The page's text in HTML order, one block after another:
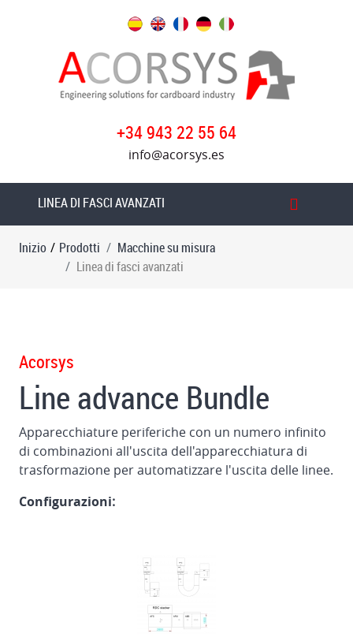
+34 943 22 55 64
info@acorsys.es
LINEA DI FASCI AVANZATI
Macchine
fasci
avanzati
di
avanzamento
Inizio / Prodotti
Macchine su misura
Linea di fasci avanzati
Acorsys
Line advance Bundle
Apparecchiature periferiche con un numero infinito
di combinazioni all'uscita dell'apparecchiatura di
trasformazione per automatizzare l'uscita delle linee.
Configurazioni: